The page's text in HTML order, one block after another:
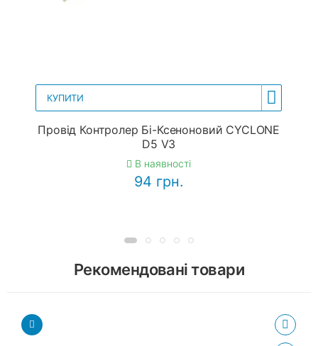
КУПИТИ
Провід Контролер Бі-Ксеноновий CYCLONE
D5 V3
В наявності
94 грн.
Рекомендовані товари